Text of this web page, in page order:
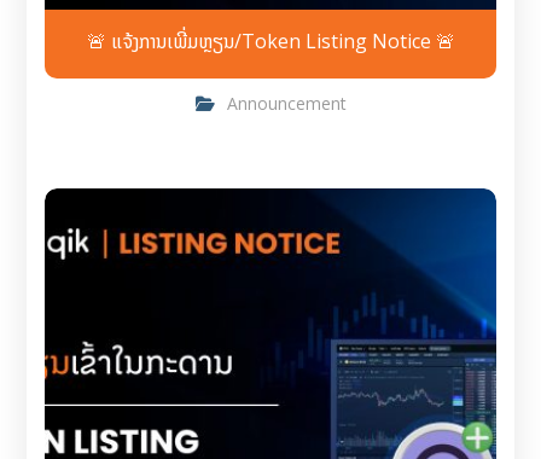
🚨 ແຈ້ງການເພີ່ມຫຼຽນ/Token Listing Notice 🚨
Announcement